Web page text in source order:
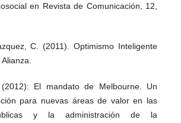
en Revista de Comunicación, 12,
C. (2011). Optimismo Inteligente
El mandato de Melbourne. Un
para nuevas áreas de valor en las
y la administración de la